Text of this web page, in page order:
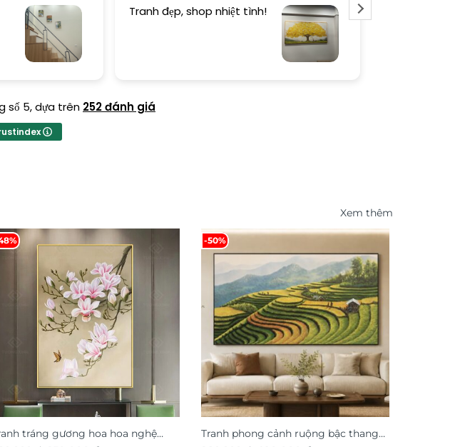
Tranh đẹp, shop nhiệt tình!
số 5,dựa trên 252 đánh giá
Xem thêm
tráng gương hoa hoa nghệ
-50%
Tranh phong cảnh ruộng bậc thang